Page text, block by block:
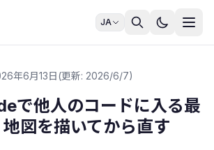
JA
年6月13日(更新: 2026/6/7)
で他人のコードに入る最
図を描いてから直す